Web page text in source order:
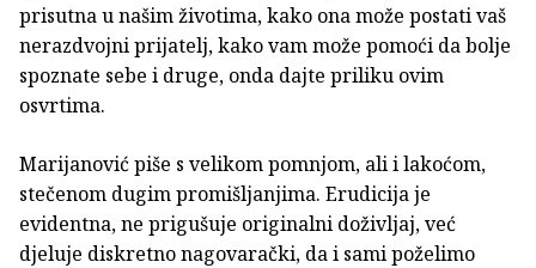
prisutna u našim životima, kako ona može postati vaš
nerazdvojni prijatelj, kako vam može pomoći da bolje
spoznate sebe i druge, onda dajte priliku ovim
osvrtima.
Marijanović piše s velikom pomnjom, ali i lakoćom,
stečenom dugim promišljanjima. Erudicija je
evidentna, ne prigušuje originalni doživljaj, već
djeluje diskretno nagovarački, da i sami poželimo